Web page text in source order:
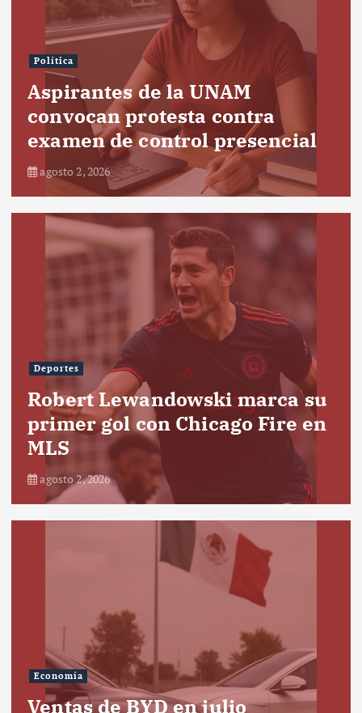
Política
Aspirantes de la UNAM
convocan protesta contra
examen de control presencial
agosto 2, 2026
Deportes
Robert Lewandowski marca su
primer gol con Chicago Fire en
MLS
agosto 2, 2026
Economía
Ventas de BYD en julio